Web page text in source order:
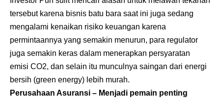
tersebut karena bisnis batu bara saat ini juga sedang
mengalami kenaikan risiko keuangan karena
permintaannya yang semakin menurun, para regulator
juga semakin keras dalam menerapkan persyaratan
emisi CO2, dan selain itu munculnya saingan dari energi
bersih (green energy) lebih murah.
Perusahaan Asuransi – Menjadi pemain penting